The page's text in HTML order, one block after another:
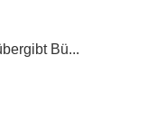
Bü...